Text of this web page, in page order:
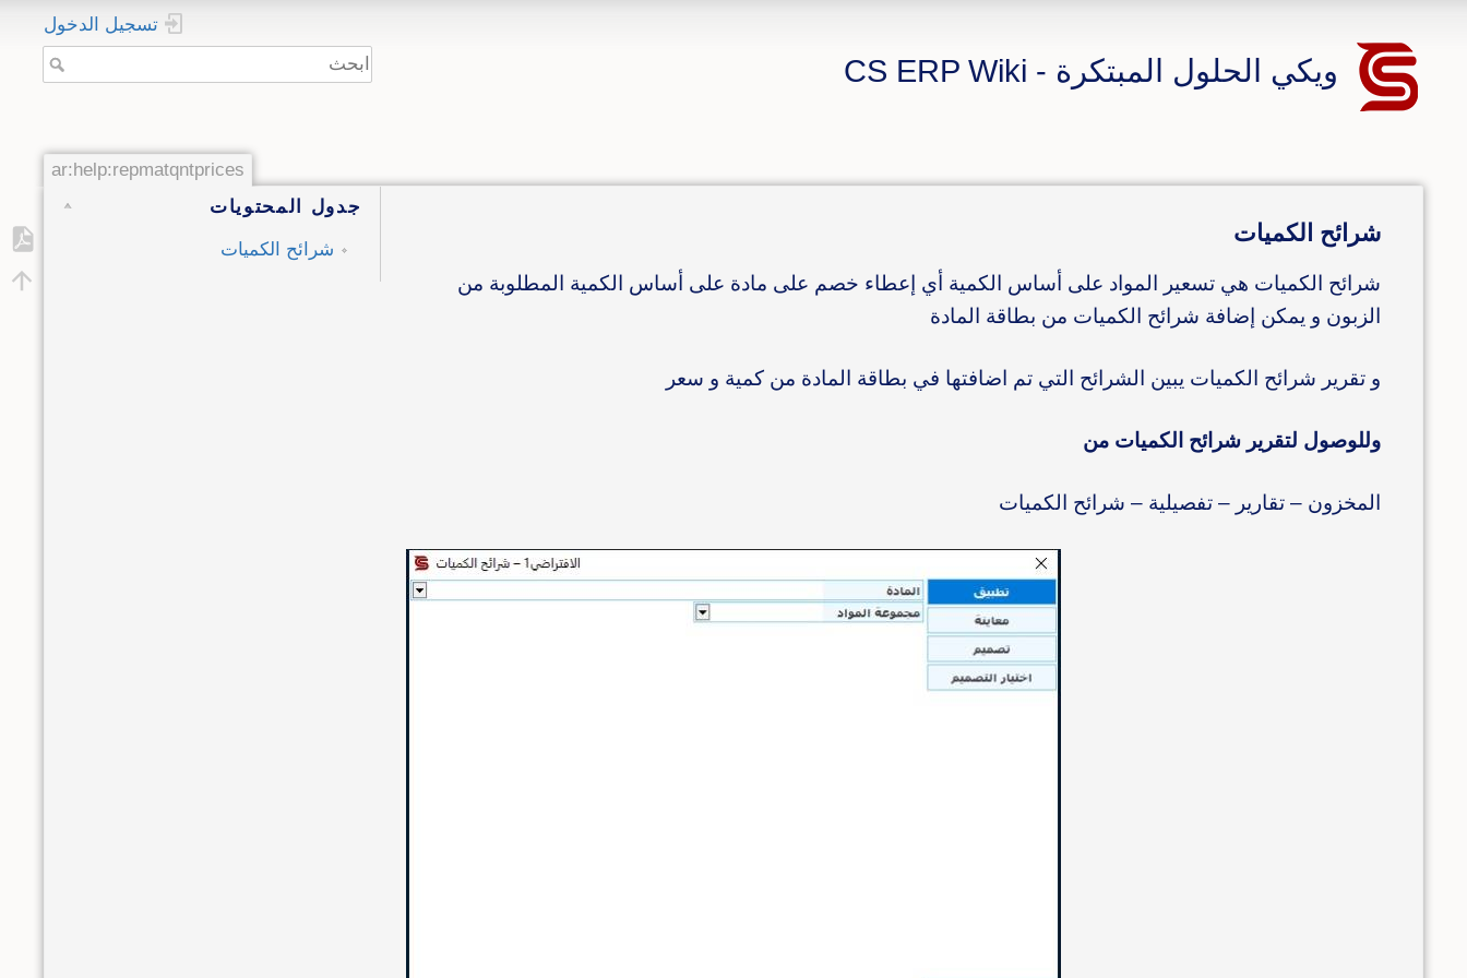
ويكي الحلول المبتكرة - CS ERP Wiki
تسجيل الدخول
ar:help:repmatqntprices
جدول المحتويات
شرائح الكميات
شرائح الكميات
شرائح الكميات هي تسعير المواد على أساس الكمية أي إعطاء خصم على مادة على أساس الكمية المطلوبة من
الزبون و يمكن إضافة شرائح الكميات من بطاقة المادة
و تقرير شرائح الكميات يبين الشرائح التي تم اضافتها في بطاقة المادة من كمية و سعر
وللوصول لتقرير شرائح الكميات من
المخزون – تقارير – تفصيلية – شرائح الكميات